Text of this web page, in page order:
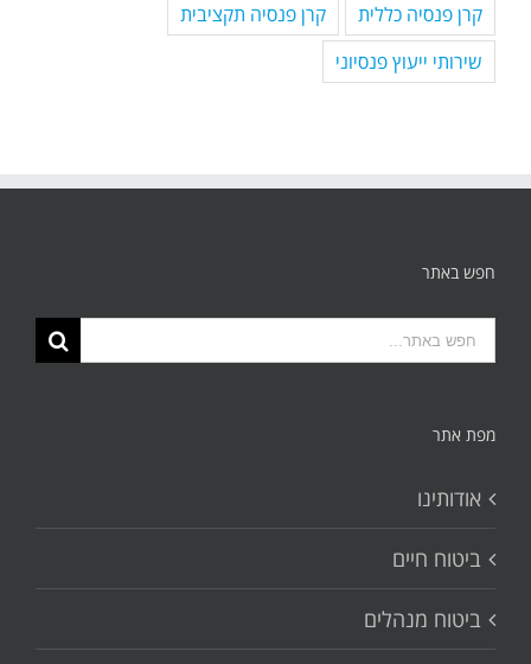
קרן פנסיה כללית
קרן פנסיה תקציבית
שירותי ייעוץ פנסיוני
חפש באתר
תוצאות
החיפוש
מפת אתר
אודותינו
ביטוח חיים
ביטוח מנהלים